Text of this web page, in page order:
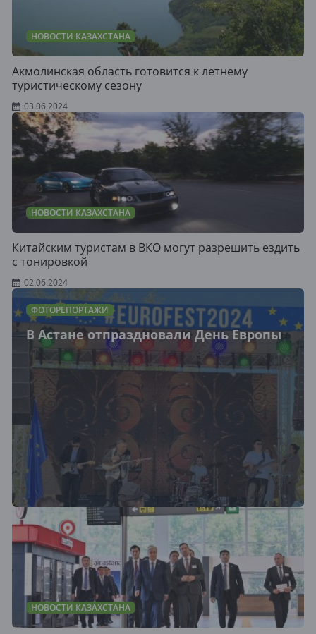
НОВОСТИ КАЗАХСТАНА
Акмолинская область готовится к летнему
туристическому сезону
03.06.2024
НОВОСТИ КАЗАХСТАНА
​Китайским туристам в ВКО могут разрешить ездить
с тонировкой
02.06.2024
ФОТОРЕПОРТАЖИ
В Астане отпраздновали День Европы
НОВОСТИ КАЗАХСТАНА